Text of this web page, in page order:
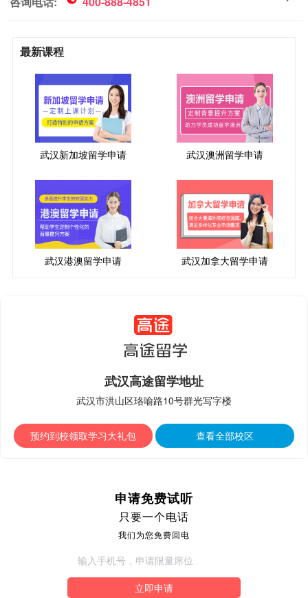
最新课程
武汉新加坡留学申请 武汉澳洲留学申请
武汉港澳留学申请 武汉加拿大留学申请
武汉高途留学地址
武汉市洪山区珞喻路10号群光写字楼
预约到校领取学习大礼包 查看全部校区
申请免费试听
只要一个电话
我们为您免费回电
立即申请